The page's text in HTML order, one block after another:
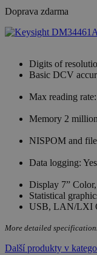
Doprava zdarma
Digits of
Basic DCV
Max reading
Memory 2
NISPOM and
Data logging: Yes
Display 7”
Statistical
USB, LAN/LXI
More detailed
Další produkty v